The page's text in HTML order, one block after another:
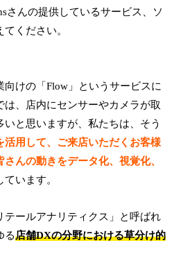
さんの提供しているサービス、ソ
ください。
けの「Flow」というサービスに
、店内にセンサーやカメラが取
いと思いますが、私たちは、そう
活用して、ご来店いただくお客様
んの動きをデータ化、視覚化、
ています。
テールアナリティクス」と呼ばれ
る店舗DXの分野における草分け的